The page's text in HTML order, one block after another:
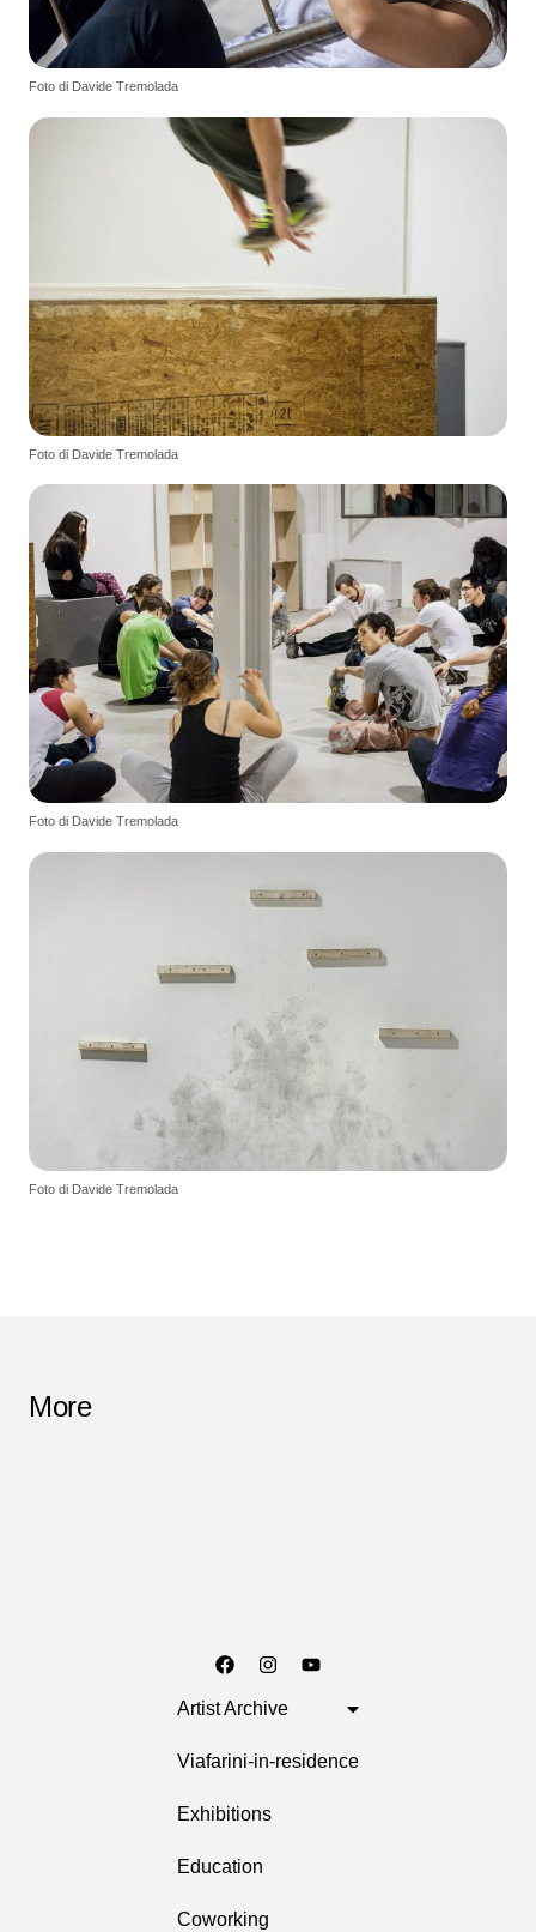
Foto di Davide Tremolada
Foto di Davide Tremolada
Foto di Davide Tremolada
Foto di Davide Tremolada
More
Artist Archive
Viafarini-in-residence
Exhibitions
Education
Coworking